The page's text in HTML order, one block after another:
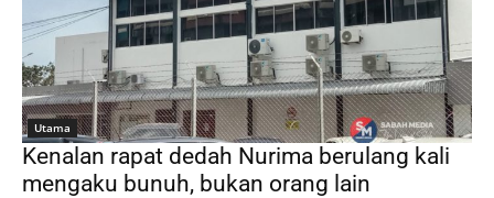
Utama
Kenalan rapat dedah Nurima berulang kali
mengaku bunuh, bukan orang lain